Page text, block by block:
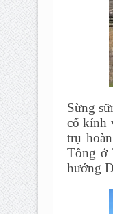
Sừng
cổ kính
trụ
Tông ở
hướng